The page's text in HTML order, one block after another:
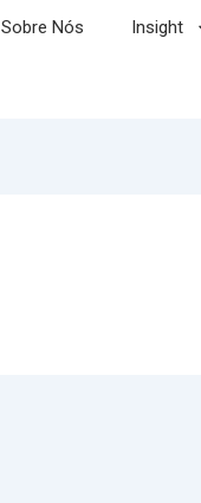
Sobre Nós Insight